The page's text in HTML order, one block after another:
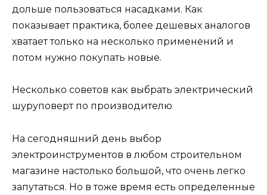
дольше пользоваться насадками. Как
показывает практика, более дешевых аналогов
хватает только на несколько применений и
потом нужно покупать новые.
Несколько советов как выбрать электрический
шуруповерт по производителю
На сегодняшний день выбор
электроинструментов в любом строительном
магазине настолько большой, что очень легко
запутаться. Но в тоже время есть определенные